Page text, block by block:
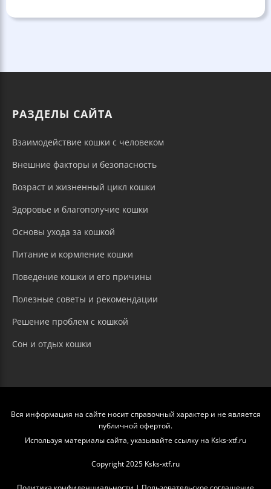
РАЗДЕЛЫ САЙТА
Взаимодействие кошки с человеком
Внешние факторы и безопасность
Возраст и жизненный цикл кошки
Здоровье и благополучие кошки
Основы ухода за кошкой
Питание и кормление кошки
Поведение кошки и его причины
Полезные советы и рекомендации
Решение проблем с кошкой
Сон и отдых кошки
Вся информация на сайте носит справочный характер и не является
публичной офертой.
Используя материалы сайта, указывайте ссылку на Ksks-xtf.ru
Copyright 2025 Ksks-xtf.ru